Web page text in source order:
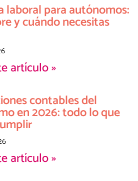
laboral para autónomos:
y cuándo necesitas
artículo »
contables del
en 2026: todo lo que
artículo »